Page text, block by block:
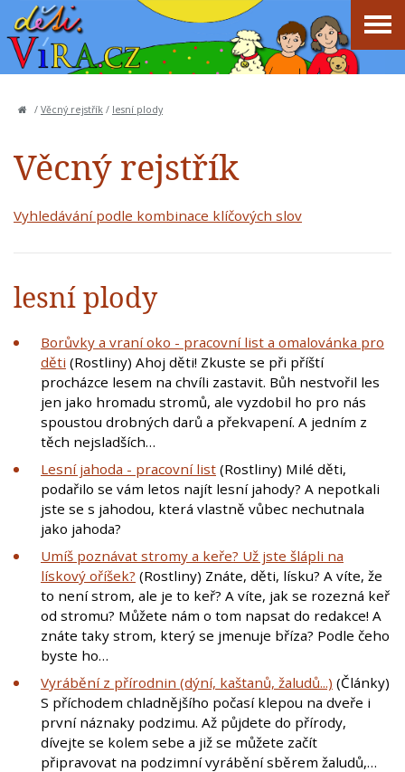
/ Věcný rejstřík / lesní plody
Věcný rejstřík
Vyhledávání podle kombinace klíčových slov
lesní plody
Borůvky a vraní oko - pracovní list a omalovánka pro
děti (Rostliny) Ahoj děti! Zkuste se při příští
procházce lesem na chvíli zastavit. Bůh nestvořil les
jen jako hromadu stromů, ale vyzdobil ho pro nás
spoustou drobných darů a překvapení. A jedním z
těch nejsladších…
Lesní jahoda - pracovní list (Rostliny) Milé děti,
podařilo se vám letos najít lesní jahody? A nepotkali
jste se s jahodou, která vlastně vůbec nechutnala
jako jahoda?
Umíš poznávat stromy a keře? Už jste šlápli na
lískový oříšek? (Rostliny) Znáte, děti, lísku? A víte, že
to není strom, ale je to keř? A víte, jak se rozezná keř
od stromu? Můžete nám o tom napsat do redakce! A
znáte taky strom, který se jmenuje bříza? Podle čeho
byste ho…
Vyrábění z přírodnin (dýní, kaštanů, žaludů...) (Články)
S příchodem chladnějšího počasí klepou na dveře i
první náznaky podzimu. Až půjdete do přírody,
dívejte se kolem sebe a již se můžete začít
připravovat na podzimní vyrábění sběrem žaludů,…